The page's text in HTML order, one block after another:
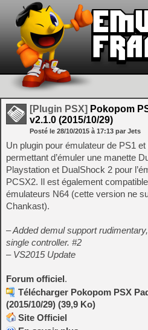
[Plugin PSX] Pokopom
v2.1.0 (2015/10/29)
Posté le 28/10/2015 à 17:13 par Jets
Un plugin pour émulateur de PS1
permettant d’émuler une manette
Playstation et DualShock 2 pour
PCSX2. Il est également
émulateurs N64 (cette version ne
Chankast).
– Added demul support
single controller. #2
– VS2015 Update
Forum officiel.
Télécharger Pokopom PSX
(2015/10/29) (39,9 Ko)
Site Officiel